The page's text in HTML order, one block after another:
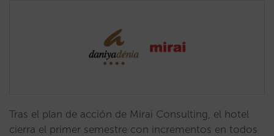
Tras el plan de acción de Mirai Consulting, el hotel
cierra el primer semestre con incrementos en todos